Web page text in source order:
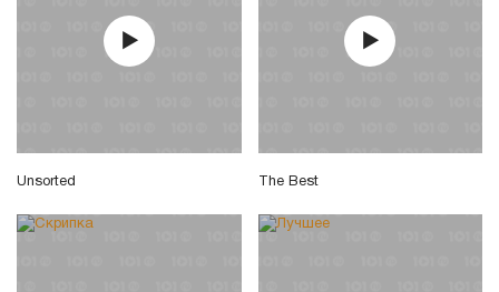
Unsorted The Best